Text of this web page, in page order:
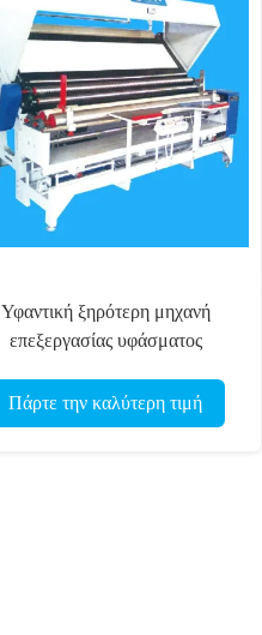
Υφαντική ξηρότερη μηχανή
επεξεργασίας υφάσματος
Πάρτε την καλύτερη τιμή